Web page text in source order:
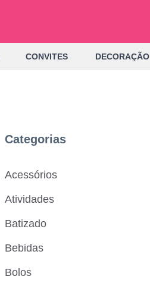
CONVITES DECORAÇÃO
Categorias
Acessórios
Atividades
Batizado
Bebidas
Bolos